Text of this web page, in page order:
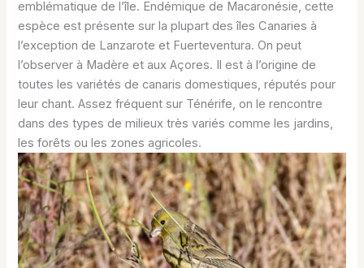
emblématique de l’île. Endémique de Macaronésie, cette
espèce est présente sur la plupart des îles Canaries à
l’exception de Lanzarote et Fuerteventura. On peut
l’observer à Madère et aux Açores. Il est à l’origine de
toutes les variétés de canaris domestiques, réputés pour
leur chant. Assez fréquent sur Ténérife, on le rencontre
dans des types de milieux très variés comme les jardins,
les forêts ou les zones agricoles.